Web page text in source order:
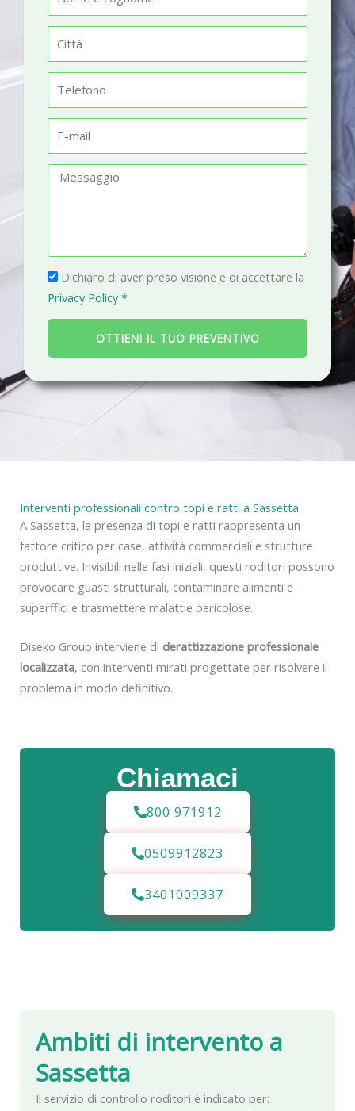
m
t
à
l
fm
a
g
g
i
P
r
i
a
c
Dichiaro di aver preso visione e di accettare la
Privacy Policy *
OTTIENI IL TUO PREVENTIVO
Chiamaci
800 971912
0509912823
3401009337
Interventi professionali contro topi e ratti a Sassetta
A Sassetta, la presenza di topi e ratti rappresenta un
fattore critico per case, attività commerciali e strutture
produttive. Invisibili nelle fasi iniziali, questi roditori possono
provocare guasti strutturali, contaminare alimenti e
superffici e trasmettere malattie pericolose.
Diseko Group interviene di derattizzazione professionale
localizzata, con interventi mirati progettate per risolvere il
problema in modo definitivo.
Ambiti di intervento a
Sassetta
Il servizio di controllo roditori è indicato per: